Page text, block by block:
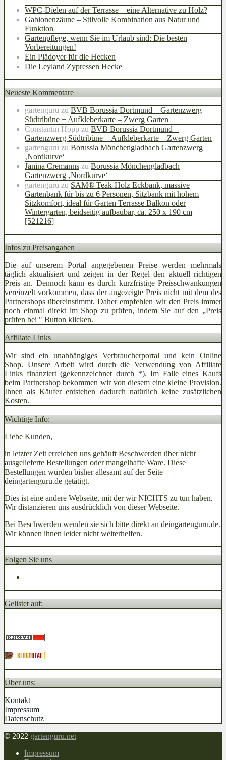
WPC-Dielen auf der Terrasse – eine Alternative zu Holz?
Gabionenzäune – Stilvolle Kombination aus Natur und
Funktion
Gartenpflege, wenn Sie im Urlaub sind: Die besten
Vorbereitungen!
Ein Plädoyer für die Hecken
Die Leyland Zypressen Hecke
Neueste Kommentare
gartenguru zu BVB Borussia Dortmund – Gartenzwerg
Südtribüne + Aufkleberkarte – Zwerg Garten
Constantin Hopp zu BVB Borussia Dortmund –
Gartenzwerg Südtribüne + Aufkleberkarte – Zwerg Garten
gartenguru zu Borussia Mönchengladbach Gartenzwerg
‚Nordkurve‘
Janina Cremanns zu Borussia Mönchengladbach
Gartenzwerg ‚Nordkurve‘
gartenguru zu SAM® Teak-Holz Eckbank, massive
Gartenbank für bis zu 6 Personen, Sitzbank mit hohem
Sitzkomfort, ideal für Garten Terrasse Balkon oder
Wintergarten, beidseitig aufbaubar, ca. 250 x 190 cm
[521216]
Infos zu Preisangaben
Die auf unserem Portal angegebenen Preise werden mehrmals
täglich aktualisiert und zeigen in der Regel den aktuell richtigen
Preis an. Dennoch kann es durch kurzfristige Preisschwankungen
vereinzelt vorkommen, dass der angezeigte Preis nicht mit dem des
Partnershops übereinstimmt. Daher empfehlen wir den Preis immer
noch einmal direkt im Shop zu prüfen, indem Sie auf den „Preis
prüfen bei " Button klicken.
Affiliate Links
Wir sind ein unabhängiges Verbraucherportal und kein Online
Shop. Unsere Arbeit wird durch die Verwendung von Affiliate
Links finanziert (gekennzeichnet durch *). Im Falle eines Kaufs
beim Partnershop bekommen wir von diesem eine kleine Provision.
Ihnen als Käufer entstehen dadurch natürlich keine zusätzlichen
Kosten.
Wichtige Info:
Liebe Kunden,
in letzter Zeit erreichen uns gehäuft Beschwerden über nicht
ausgelieferte Bestellungen oder mangelhafte Ware. Diese
Bestellungen wurden bisher allesamt auf der Seite
deingartenguru.de getätigt.
Dies ist eine andere Webseite, mit der wir NICHTS zu tun haben.
Wir distanzieren uns ausdrücklich von dieser Webseite.
Bei Beschwerden wenden sie sich bitte direkt an deingartenguru.de.
Wir können ihnen leider nicht weiterhelfen.
Folgen Sie uns
Gelistet auf:
Über uns:
Kontakt
Impressum
Datenschutz
© 2022 gartenguru.net
Impressum